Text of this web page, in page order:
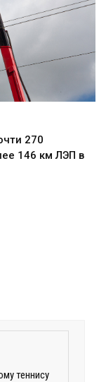
270
146 км ЛЭП в
теннису